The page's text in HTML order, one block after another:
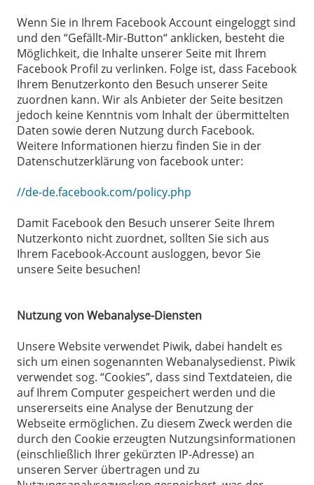
Wenn Sie in Ihrem Facebook Account eingeloggt sind
und den “Gefällt-Mir-Button“ anklicken, besteht die
Möglichkeit, die Inhalte unserer Seite mit Ihrem
Facebook Profil zu verlinken. Folge ist, dass Facebook
Ihrem Benutzerkonto den Besuch unserer Seite
zuordnen kann. Wir als Anbieter der Seite besitzen
jedoch keine Kenntnis vom Inhalt der übermittelten
Daten sowie deren Nutzung durch Facebook.
Weitere Informationen hierzu finden Sie in der
Datenschutzerklärung von facebook unter:
//de-de.facebook.com/policy.php
Damit Facebook den Besuch unserer Seite Ihrem
Nutzerkonto nicht zuordnet, sollten Sie sich aus
Ihrem Facebook-Account ausloggen, bevor Sie
unsere Seite besuchen!
Nutzung von Webanalyse-Diensten
Unsere Website verwendet Piwik, dabei handelt es
sich um einen sogenannten Webanalysedienst. Piwik
verwendet sog. “Cookies”, dass sind Textdateien, die
auf Ihrem Computer gespeichert werden und die
unsererseits eine Analyse der Benutzung der
Webseite ermöglichen. Zu diesem Zweck werden die
durch den Cookie erzeugten Nutzungsinformationen
(einschließlich Ihrer gekürzten IP-Adresse) an
unseren Server übertragen und zu